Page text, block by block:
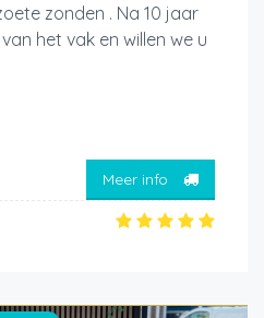
zonden . Na 10 jaar
het vak en willen we u
Meer info